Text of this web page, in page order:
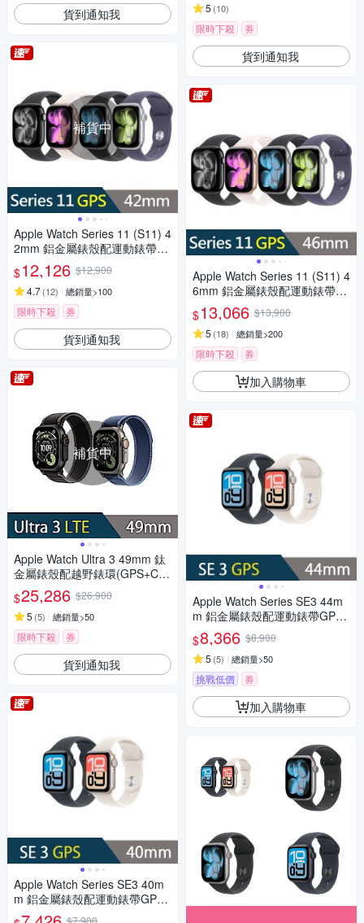
貨到通知我
補貨中
Apple Watch Series 11 (S11) 4
2mm 鋁金屬錶殼配運動錶帶G
PS智慧手錶
$12,126 $12,900
4.7(12) 總銷量>100
限時下殺 券
貨到通知我
補貨中
Apple Watch Ultra 3 49mm 鈦
金屬錶殼配越野錶環(GPS+Cell
ular)智慧手錶
$25,286 $26,900
5 (5) 總銷量>50
限時下殺 券
貨到通知我
Apple Watch Series SE3 40m
m 鋁金屬錶殼配運動錶帶GPS
智慧手錶
5 (10)
限時下殺 券
貨到通知我
Apple Watch Series 11 (S11) 4
6mm 鋁金屬錶殼配運動錶帶G
PS智慧手錶
$13,066 $13,900
5 (18) 總銷量>200
限時下殺 券
加入購物車
Apple Watch Series SE3 44m
m 鋁金屬錶殼配運動錶帶GPS
智慧手錶
$8,366 $8,900
5 (5) 總銷量>50
挑戰低價 券
加入購物車